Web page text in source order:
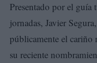
Presentado por el
jornadas, Javier
públicamente el cariño
su reciente